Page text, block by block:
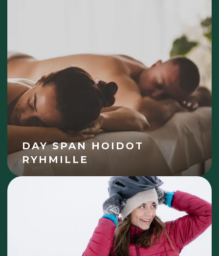
DAY SPAN HOIDOT
RYHMILLE